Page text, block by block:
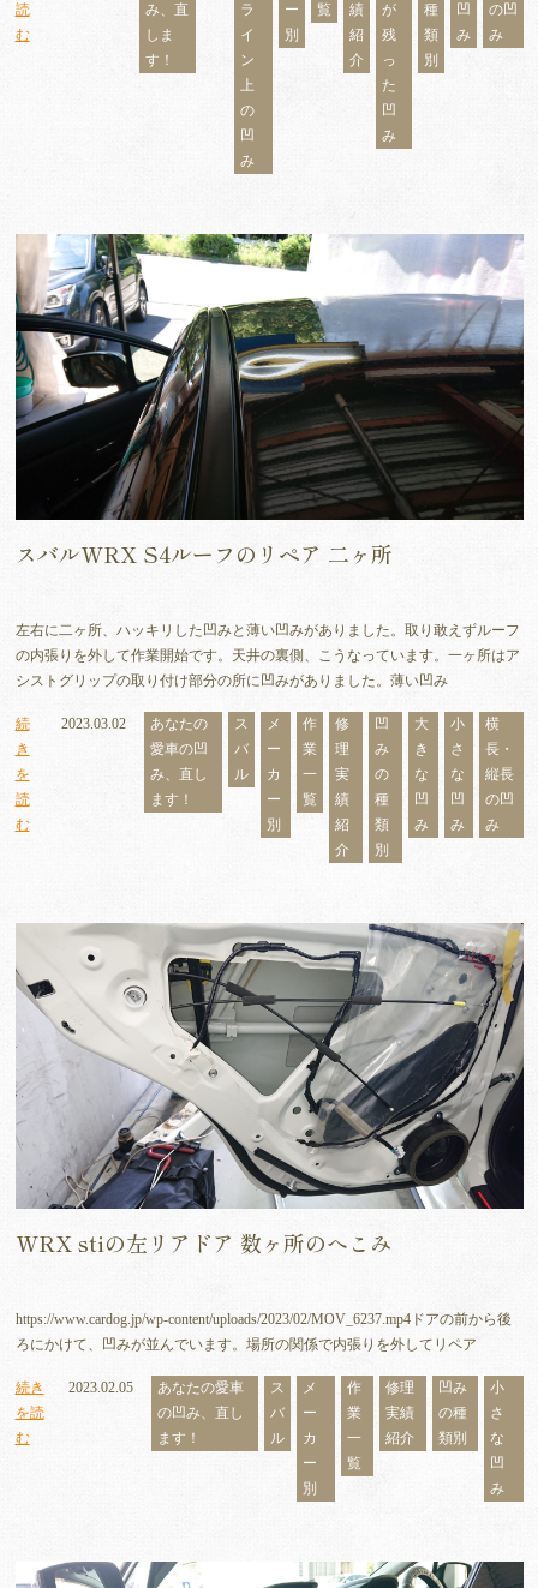
読
む
み、直
しま
す！
ラ
イ
ン
上
の
凹
み
ー
別
覧
績
紹
介
が
残
っ
た
凹
み
種
類
別
凹
み
の凹
み
スバルWRX S4ルーフのリペア 二ヶ所
左右に二ヶ所、ハッキリした凹みと薄い凹みがありました。取り敢えずルーフ
の内張りを外して作業開始です。天井の裏側、こうなっています。一ヶ所はア
シストグリップの取り付け部分の所に凹みがありました。薄い凹み
続
き
を
読
む
2023.03.02
あなたの
愛車の凹
み、直し
ます！
ス
バ
ル
メ
ー
カ
ー
別
作
業
一
覧
修
理
実
績
紹
介
凹
み
の
種
類
別
大
き
な
凹
み
小
さ
な
凹
み
横
長・
縦長
の凹
み
WRX stiの左リアドア 数ヶ所のへこみ
https://www.cardog.jp/wp-content/uploads/2023/02/MOV_6237.mp4ドアの前から後
ろにかけて、凹みが並んでいます。場所の関係で内張りを外してリペア
続き
を読
む
2023.02.05
あなたの愛車
の凹み、直し
ます！
ス
バ
ル
メ
ー
カ
ー
別
作
業
一
覧
修理
実績
紹介
凹み
の種
類別
小
さ
な
凹
み